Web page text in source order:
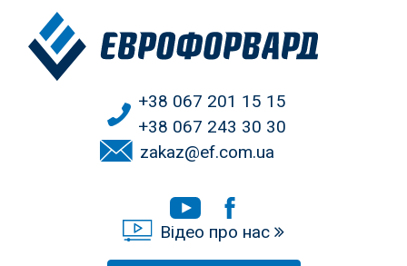
+38 067 201 15 15
+38 067 243 30 30
zakaz@ef.com.ua
Відео про нас